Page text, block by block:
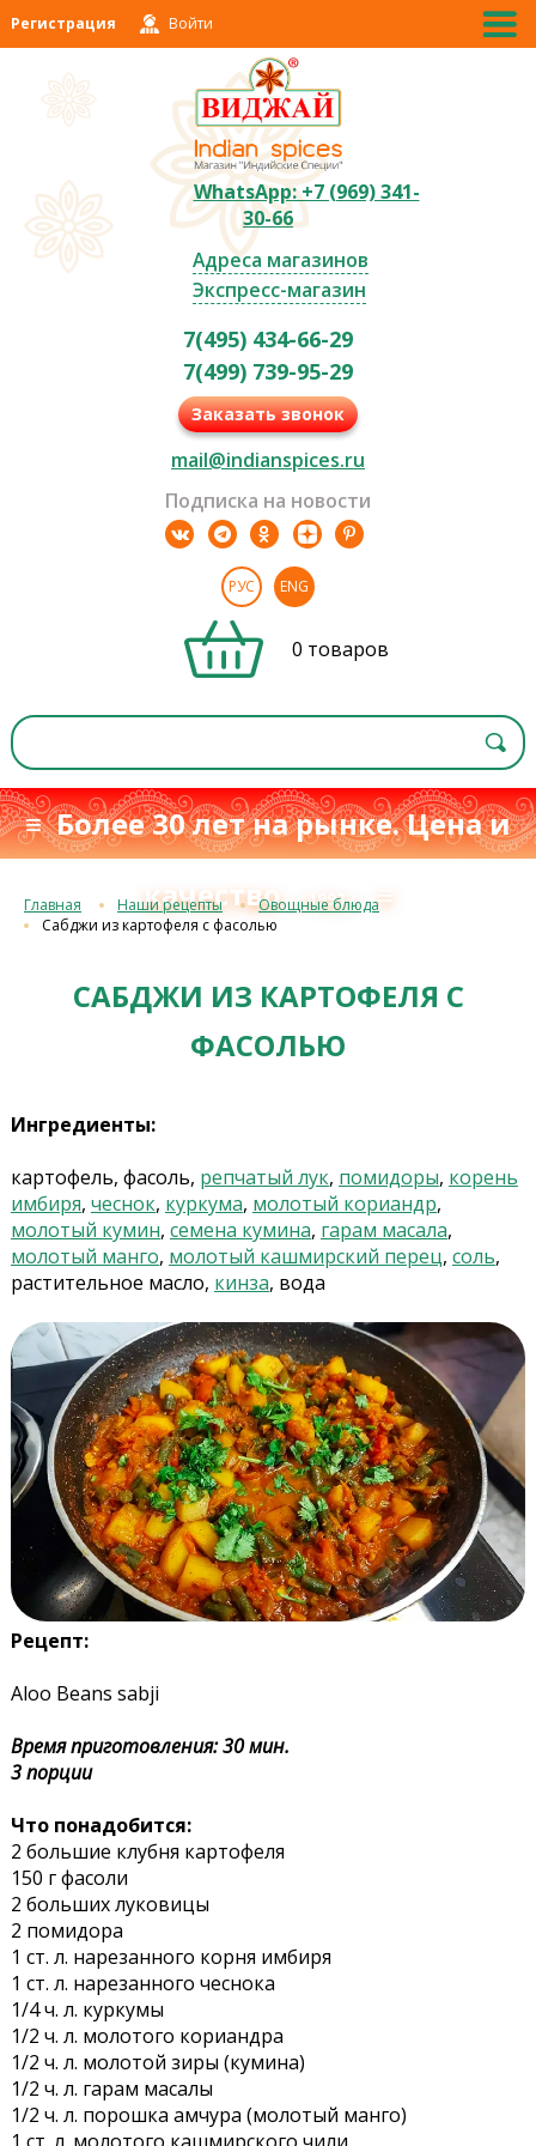
Регистрация Войти
WhatsApp: +7 (969) 341-
30-66
Адреса магазинов
Экспресс-магазин
7(495) 434-66-29
7(499) 739-95-29
Заказать звонок
mail@indianspices.ru
Подписка на новости
РУС ENG
0 товаров
≡ Более 30 лет на рынке. Цена и
качествос 1993 г.≡
Главная Наши рецепты
Овощные блюда
Сабджи из картофеля с фасолью
САБДЖИ ИЗ КАРТОФЕЛЯ С
ФАСОЛЬЮ
Ингредиенты:
картофель, фасоль, репчатый лук, помидоры, корень
имбиря, чеснок, куркума, молотый кориандр,
молотый кумин, семена кумина, гарам масала,
молотый манго, молотый кашмирский перец, соль,
растительное масло, кинза, вода
Рецепт:
Aloo Beans sabji
Время приготовления: 30 мин.
3 порции
Что понадобится:
2 большие клубня картофеля
150 г фасоли
2 больших луковицы
2 помидора
1 ст. л. нарезанного корня имбиря
1 ст. л. нарезанного чеснока
1/4 ч. л. куркумы
1/2 ч. л. молотого кориандра
1/2 ч. л. молотой зиры (кумина)
1/2 ч. л. гарам масалы
1/2 ч. л. порошка амчура (молотый манго)